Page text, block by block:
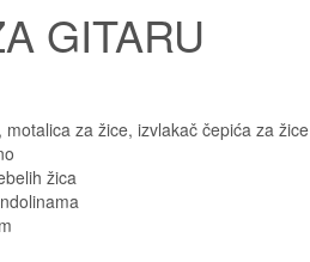
GITARU
za žice, izvlakač čepića za žice
žica